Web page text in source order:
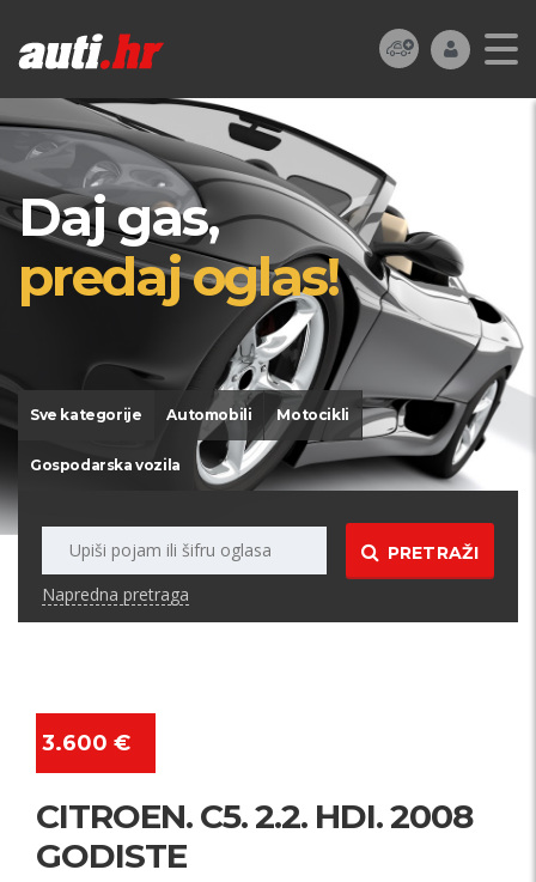
Daj gas,
predaj oglas!
Sve kategorije Automobili Motocikli
Gospodarska vozila
PRETRAŽI
Napredna pretraga
3.600 €
CITROEN. C5. 2.2. HDI. 2008
GODISTE